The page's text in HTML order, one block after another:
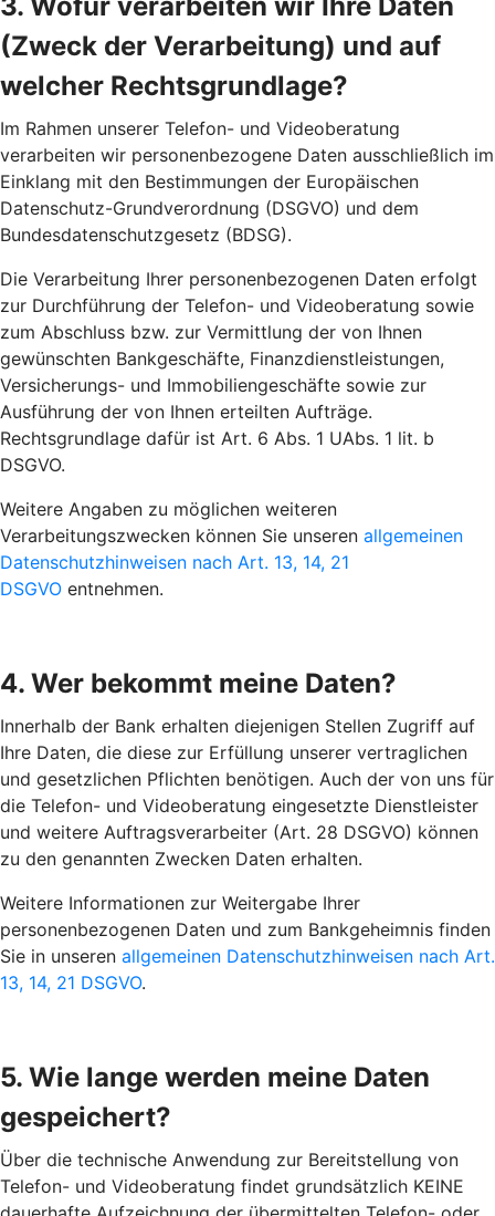
(Zweck der Verarbeitung) und auf
welcher Rechtsgrundlage?
Im Rahmen unserer Telefon- und Videoberatung
verarbeiten wir personenbezogene Daten ausschließlich im
Einklang mit den Bestimmungen der Europäischen
Datenschutz-Grundverordnung (DSGVO) und dem
Bundesdatenschutzgesetz (BDSG).
Die Verarbeitung Ihrer personenbezogenen Daten erfolgt
zur Durchführung der Telefon- und Videoberatung sowie
zum Abschluss bzw. zur Vermittlung der von Ihnen
gewünschten Bankgeschäfte, Finanzdienstleistungen,
Versicherungs- und Immobiliengeschäfte sowie zur
Ausführung der von Ihnen erteilten Aufträge.
Rechtsgrundlage dafür ist Art. 6 Abs. 1 UAbs. 1 lit. b
DSGVO.
Weitere Angaben zu möglichen weiteren
Verarbeitungszwecken können Sie unseren allgemeinen
Datenschutzhinweisen nach Art. 13, 14, 21
DSGVO entnehmen.
4. Wer bekommt meine Daten?
Innerhalb der Bank erhalten diejenigen Stellen Zugriff auf
Ihre Daten, die diese zur Erfüllung unserer vertraglichen
und gesetzlichen Pflichten benötigen. Auch der von uns für
die Telefon- und Videoberatung eingesetzte Dienstleister
und weitere Auftragsverarbeiter (Art. 28 DSGVO) können
zu den genannten Zwecken Daten erhalten.
Weitere Informationen zur Weitergabe Ihrer
personenbezogenen Daten und zum Bankgeheimnis finden
Sie in unseren allgemeinen Datenschutzhinweisen nach Art.
13, 14, 21 DSGVO.
5. Wie lange werden meine Daten
gespeichert?
Über die technische Anwendung zur Bereitstellung von
Telefon- und Videoberatung findet grundsätzlich KEINE